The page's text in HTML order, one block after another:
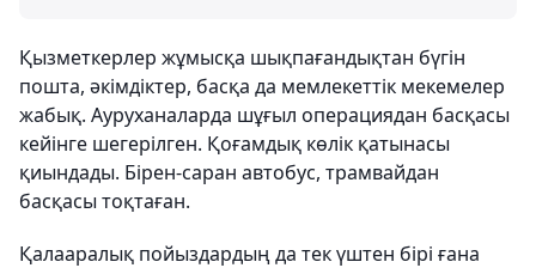
Қызметкерлер жұмысқа шықпағандықтан бүгін
пошта, әкімдіктер, басқа да мемлекеттік мекемелер
жабық. Ауруханаларда шұғыл операциядан басқасы
кейінге шегерілген. Қоғамдық көлік қатынасы
қиындады. Бірен-саран автобус, трамвайдан
басқасы тоқтаған.
Қалааралық пойыздардың да тек үштен бірі ғана